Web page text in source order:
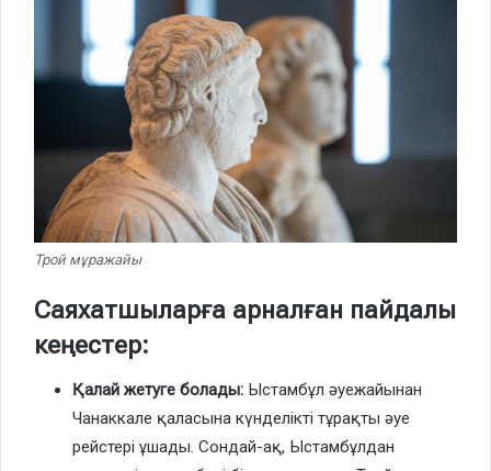
Трой мұражайы
Саяхатшыларға арналған пайдалы
кеңестер:
Қалай жетуге болады: Ыстамбұл әуежайынан
Чанаккале қаласына күнделікті тұрақты әуе
рейстері ұшады. Сондай-ақ, Ыстамбұлдан